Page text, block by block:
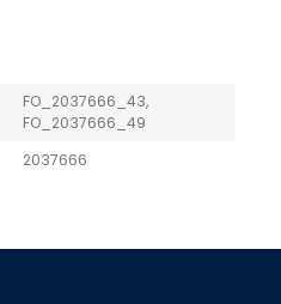
FO_2037666_43,
FO_2037666_49
2037666